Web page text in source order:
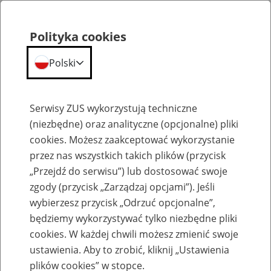
Emerytury
Baza zlikwidowanych lub
przekształconych zakładów pracy
Polityka cookies
Polski
Serwisy ZUS wykorzystują techniczne
(niezbędne) oraz analityczne (opcjonalne) pliki
cookies. Możesz zaakceptować wykorzystanie
przez nas wszystkich takich plików (przycisk
„Przejdź do serwisu”) lub dostosować swoje
zgody (przycisk „Zarządzaj opcjami”). Jeśli
wybierzesz przycisk „Odrzuć opcjonalne”,
będziemy wykorzystywać tylko niezbędne pliki
cookies. W każdej chwili możesz zmienić swoje
ustawienia. Aby to zrobić, kliknij „Ustawienia
plików cookies” w stopce.